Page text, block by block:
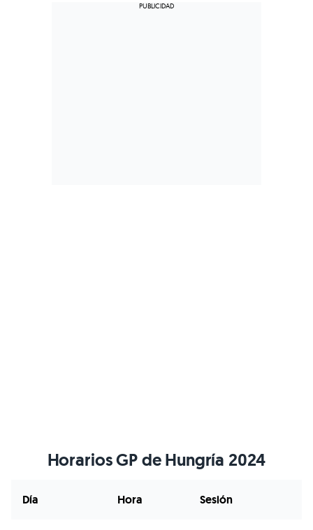
Horarios GP de Hungría 2024
Día Hora Sesión